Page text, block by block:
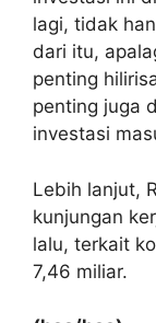
lagi, tidak
dari itu,
penting
penting juga
investasi
Lebih lanjut,
kunjungan
lalu, terkait
7,46 miliar.